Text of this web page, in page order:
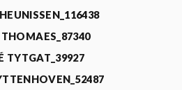
TYTGAT_39927